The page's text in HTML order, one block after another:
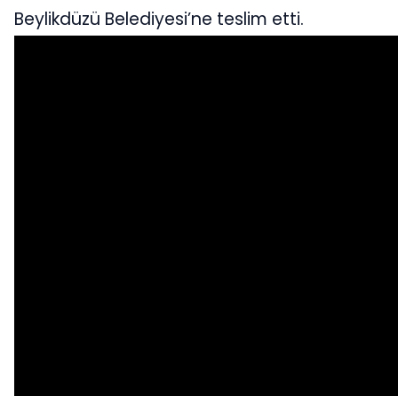
Beylikdüzü Belediyesi’ne teslim etti.